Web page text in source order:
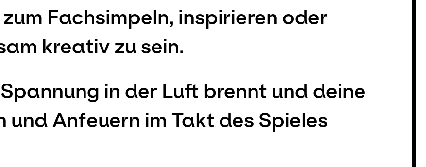
Fachsimpeln, inspirieren oder
kreativ zu sein.
in der Luft brennt und deine
und Anfeuern im Takt des Spieles